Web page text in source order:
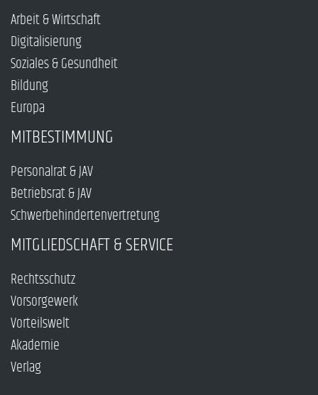
Arbeit & Wirtschaft
Digitalisierung
Soziales & Gesundheit
Bildung
Europa
MITBESTIMMUNG
Personalrat & JAV
Betriebsrat & JAV
Schwerbehindertenvertretung
MITGLIEDSCHAFT & SERVICE
Rechtsschutz
Vorsorgewerk
Vorteilswelt
Akademie
Verlag